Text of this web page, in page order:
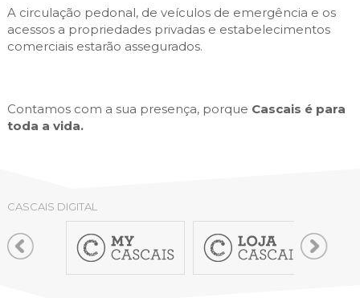
A circulação pedonal, de veículos de emergência e os
acessos a propriedades privadas e estabelecimentos
comerciais estarão assegurados.
Contamos com a sua presença, porque Cascais é para
toda a vida.
CASCAIS DIGITAL